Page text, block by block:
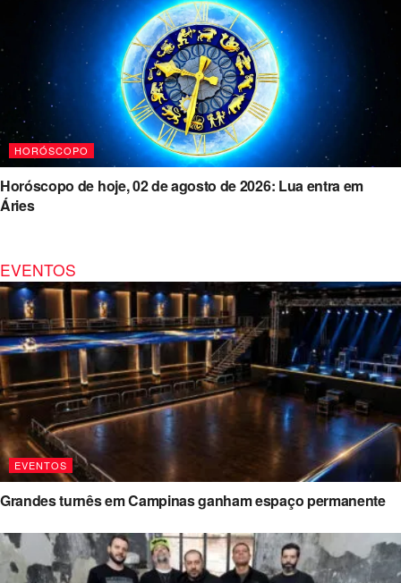
HORÓSCOPO
Horóscopo de hoje, 02 de agosto de 2026: Lua entra em
Áries
EVENTOS
EVENTOS
Grandes turnês em Campinas ganham espaço permanente